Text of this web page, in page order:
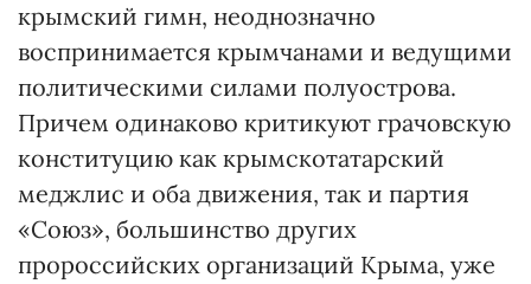
крымский гимн, неоднозначно
воспринимается крымчанами и ведущими
политическими силами полуострова.
Причем одинаково критикуют грачовскую
конституцию как крымскотатарский
меджлис и оба движения, так и партия
«Союз», большинство других
пророссийских организаций Крыма, уже